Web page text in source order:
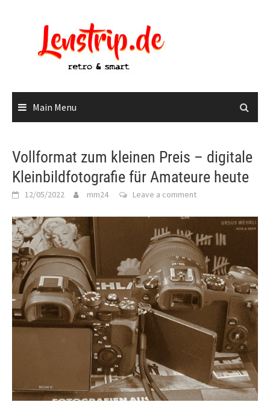
Main Menu
Vollformat zum kleinen Preis – digitale
Kleinbildfotografie für Amateure heute
12/05/2022 mm24 Leave a comment